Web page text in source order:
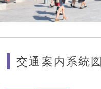
交通案内系統図